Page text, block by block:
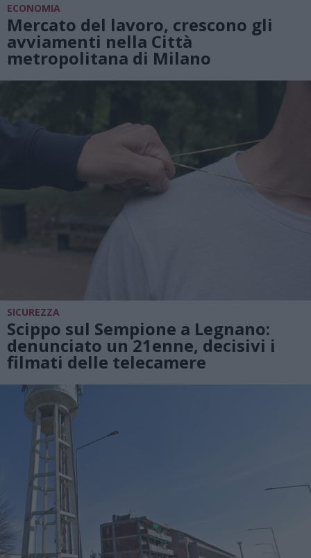
ECONOMIA
Mercato del lavoro, crescono gli
avviamenti nella Città
metropolitana di Milano
SICUREZZA
Scippo sul Sempione a Legnano:
denunciato un 21enne, decisivi i
filmati delle telecamere